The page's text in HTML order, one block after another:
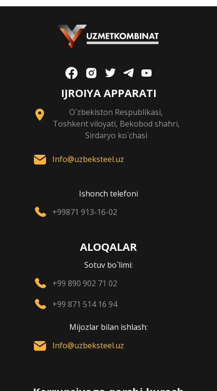
IJROIYA APPARATI
O`zbekiston Respublikasi,
Toshkent viloyati, Bekobod shahri,
Sirdaryo ko`chasi
Info@uzbeksteel.uz
Ishonch telefoni
+99871 913-16-02
ALOQALAR
Sotuv bo`limi:
+99 890 902 71 02
+99 871 514 16 94
Mijozlar bilan ishlash:
Info@uzbeksteel.uz